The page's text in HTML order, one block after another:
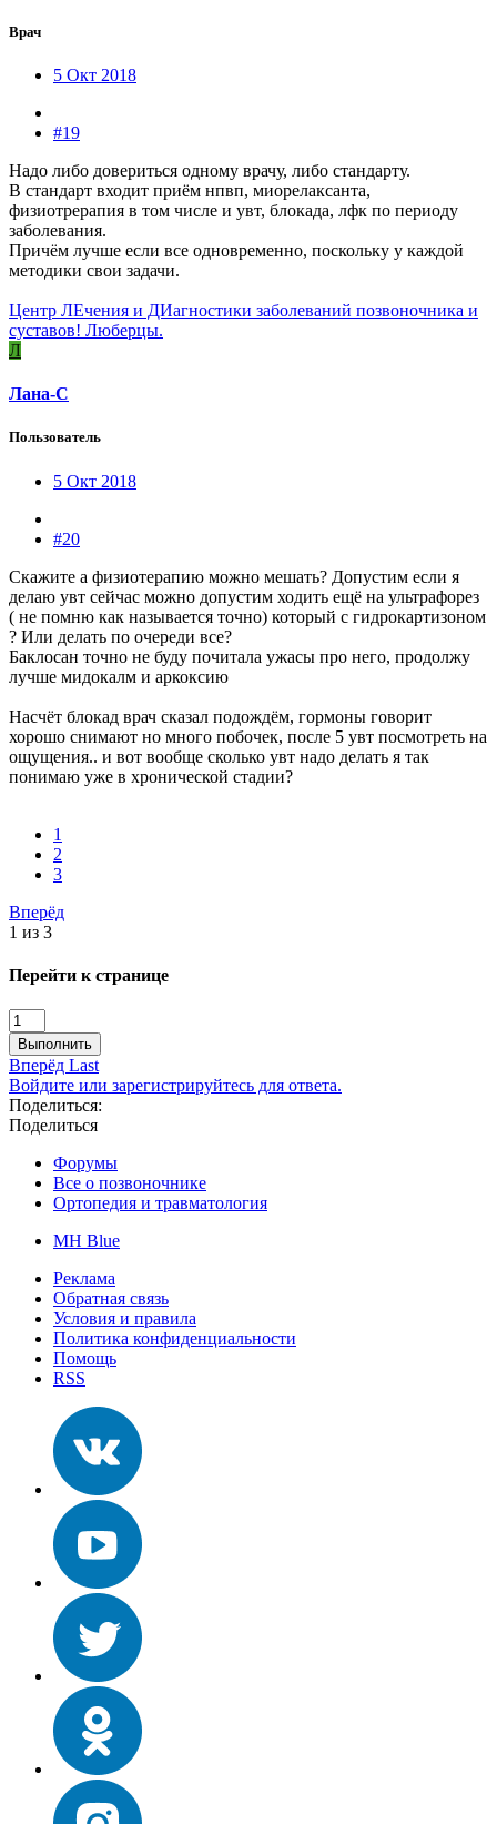
Врач
5 Окт 2018
#19
Надо либо довериться одному врачу, либо стандарту.
В стандарт входит приём нпвп, миорелаксанта,
физиотрерапия в том числе и увт, блокада, лфк по периоду
заболевания.
Причём лучше если все одновременно, поскольку у каждой
методики свои задачи.
Центр ЛЕчения и ДИагностики заболеваний позвоночника и
суставов! Люберцы.
Л
Лана-С
Пользователь
5 Окт 2018
#20
Скажите а физиотерапию можно мешать? Допустим если я
делаю увт сейчас можно допустим ходить ещё на ультрафорез
( не помню как называется точно) который с гидрокартизоном
? Или делать по очереди все?
Баклосан точно не буду почитала ужасы про него, продолжу
лучше мидокалм и аркоксию
Насчёт блокад врач сказал подождём, гормоны говорит
хорошо снимают но много побочек, после 5 увт посмотреть на
ощущения.. и вот вообще сколько увт надо делать я так
понимаю уже в хронической стадии?
1
2
3
Вперёд
1 из 3
Перейти к странице
Выполнить
Вперёд Last
Войдите или зарегистрируйтесь для ответа.
Поделиться:
Поделиться
Форумы
Все о позвоночнике
Ортопедия и травматология
MH Blue
Реклама
Обратная связь
Условия и правила
Политика конфиденциальности
Помощь
RSS